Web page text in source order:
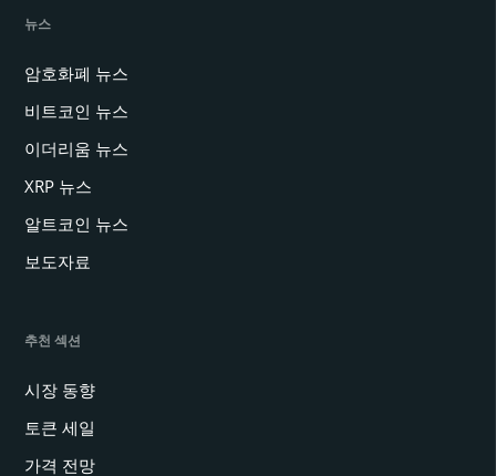
뉴스
암호화폐 뉴스
비트코인 뉴스
이더리움 뉴스
XRP 뉴스
알트코인 뉴스
보도자료
추천 섹션
시장 동향
토큰 세일
가격 전망